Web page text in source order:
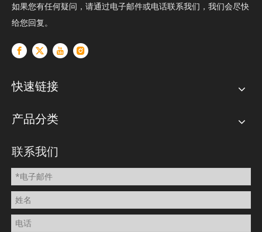
如果您有任何疑问，请通过电子邮件或电话联系我们，我们会尽快
给您回复。
快速链接
产品分类
联系我们